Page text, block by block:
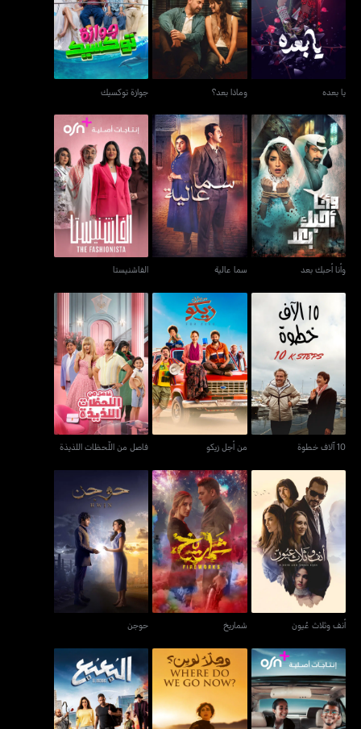
يا بعده
يا بعده
وماذا بعد؟
وماذا بعد؟
جوازة توكسيك
جوازة توكسيك
وأنا أحبك بعد
وأنا أحبك بعد
سما عالية
سما عالية
الفاشنيستا
الفاشنيستا
10 آلاف خطوة
10 آلاف خطوة
من أجل زيكو
من أجل زيكو
فاصل من اللّحظات اللذيذة
فاصل من اللّحظات اللذيذة
أنف وثلاث عُيون
أنف وثلاث عُيون
شماريخ
شماريخ
حوجن
حوجن
سلمى وقمر وهلأ لوين البعبع